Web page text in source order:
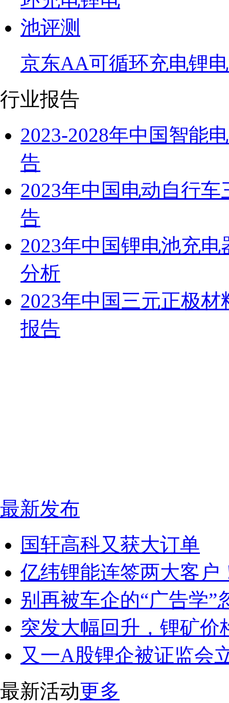
京东AA可循环充电锂
行业报告
2023-2028年中国智能
告
2023年中国电动自行
告
2023年中国锂电池充
分析
2023年中国三元正极
报告
最新发布
国轩高科又获大订单
亿纬锂能连签两大客户
别再被车企的“广告学”
突发大幅回升，锂矿价
又一A股锂企被证监会
最新活动更多